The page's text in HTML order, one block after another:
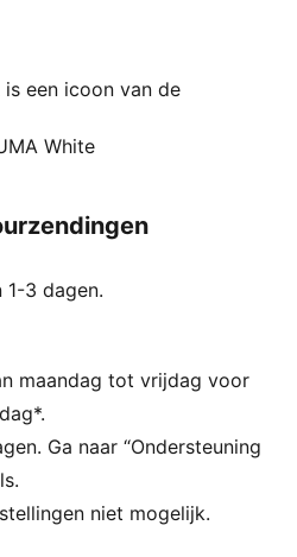
een icoon van de
en dat al tientallen jaren. De
als een ultraslanke
van de rondetijden af
je overal ter wereld in de
komen. Zijn verhaal
hij door trendsetters uit
overlays
White
1-3 dagen.
maandag tot vrijdag voor
Ga naar “Ondersteuning
niet mogelijk.